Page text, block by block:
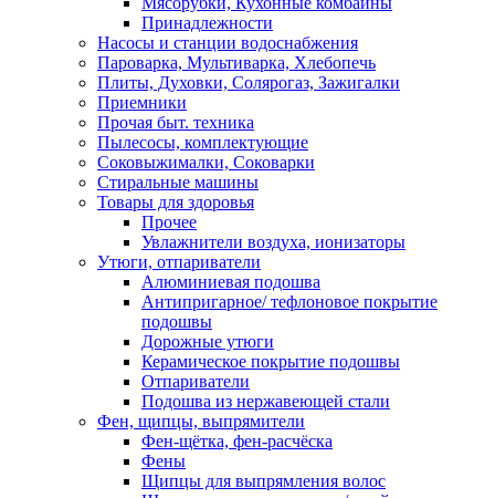
Принадлежности
Насосы и станции водоснабжения
Пароварка, Мультиварка, Хлебопечь
Плиты, Духовки, Солярогаз, Зажигалки
Приемники
Прочая быт. техника
Пылесосы, комплектующие
Соковыжималки, Соковарки
Стиральные машины
Товары для здоровья
Прочее
Увлажнители воздуха, ионизаторы
Утюги, отпариватели
Алюминиевая подошва
Антипригарное/ тефлоновое покрытие
подошвы
Дорожные утюги
Керамическое покрытие подошвы
Отпариватели
Подошва из нержавеющей стали
Фен, щипцы, выпрямители
Фен-щётка, фен-расчёска
Фены
Щипцы для выпрямления волос